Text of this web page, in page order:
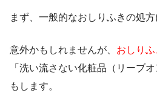
まず、一般的なおしりふきの処方
意外かもしれませんが、 おしり
「洗い流さない化粧品（リーブ
もします。